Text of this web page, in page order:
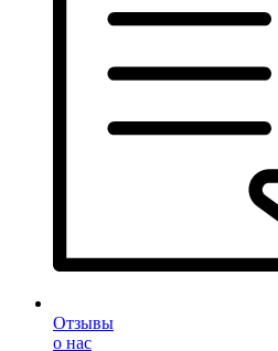
Отзывы
о нас